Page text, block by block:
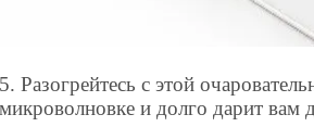
5. Разогрейтесь с этой
микроволновке и долго дарит вам